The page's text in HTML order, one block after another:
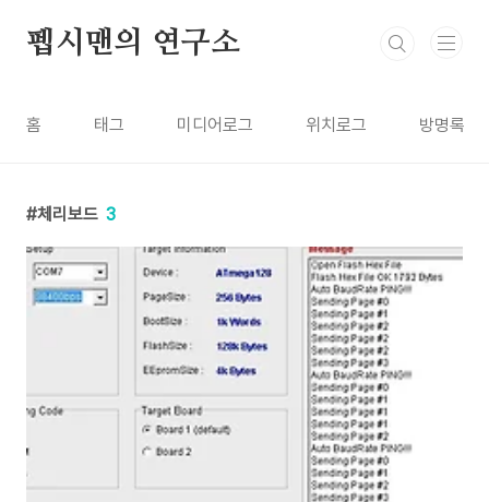
펩시맨의 연구소
홈 태그 미디어로그 위치로그 방명록
체리보드 3